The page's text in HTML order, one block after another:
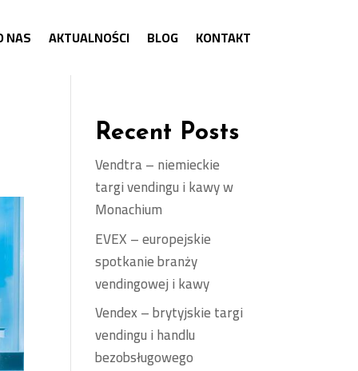
NAS AKTUALNOŚCI BLOG KONTAKT
Recent Posts
Vendtra – niemieckie
targi vendingu i kawy w
Monachium
EVEX – europejskie
spotkanie branży
vendingowej i kawy
Vendex – brytyjskie targi
vendingu i handlu
bezobsługowego